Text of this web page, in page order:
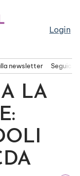
Login
newsletter Seguici
LA